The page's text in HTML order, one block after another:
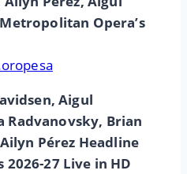
Opera’s
Aigul
Radvanovsky, Brian
Pérez Headline
27 Live in HD